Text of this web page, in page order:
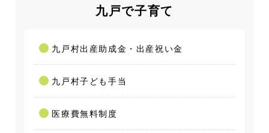
九戸で子育て
九戸村出産助成金・出産祝い金
九戸村子ども手当
医療費無料制度